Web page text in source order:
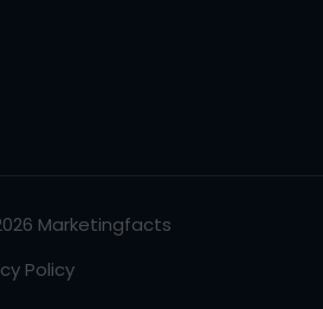
Marketingfacts
Policy